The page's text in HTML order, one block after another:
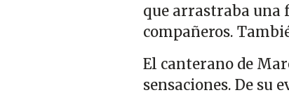
que arrastraba una
compañeros.
El canterano de
sensaciones. De su